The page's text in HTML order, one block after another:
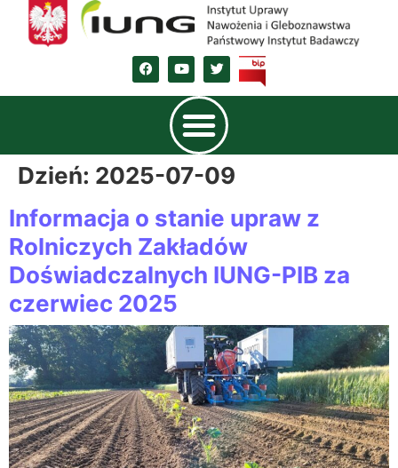
Dzień: 2025-07-09
Informacja o stanie upraw z
Rolniczych Zakładów
Doświadczalnych IUNG-PIB za
czerwiec 2025